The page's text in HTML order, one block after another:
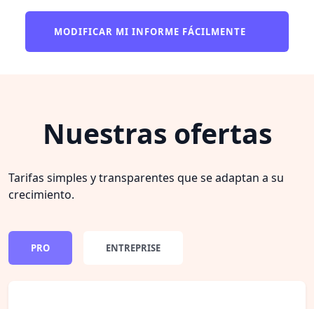
MODIFICAR MI INFORME FÁCILMENTE
Nuestras ofertas
Tarifas simples y transparentes que se adaptan a su
crecimiento.
PRO ENTREPRISE